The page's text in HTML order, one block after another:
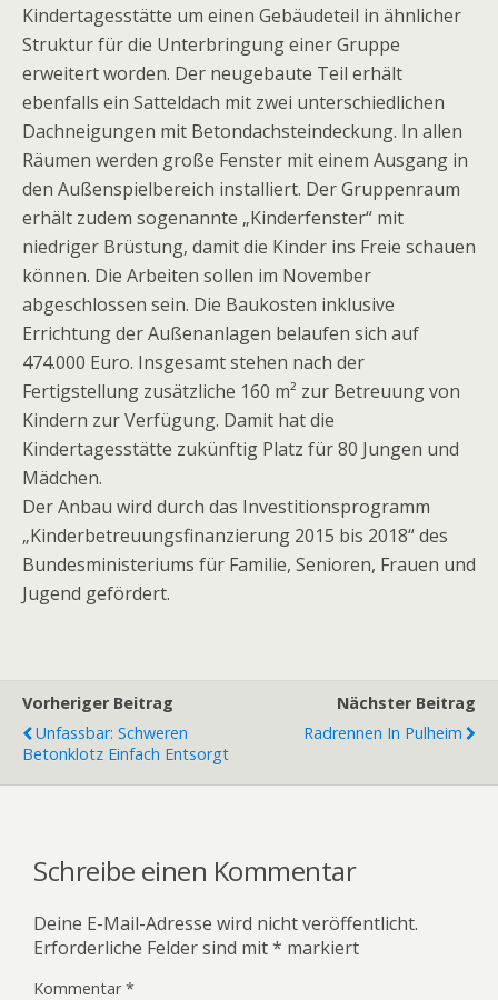
Kindertagesstätte um einen Gebäudeteil in ähnlicher
Struktur für die Unterbringung einer Gruppe
erweitert worden. Der neugebaute Teil erhält
ebenfalls ein Satteldach mit zwei unterschiedlichen
Dachneigungen mit Betondachsteindeckung. In allen
Räumen werden große Fenster mit einem Ausgang in
den Außenspielbereich installiert. Der Gruppenraum
erhält zudem sogenannte „Kinderfenster“ mit
niedriger Brüstung, damit die Kinder ins Freie schauen
können. Die Arbeiten sollen im November
abgeschlossen sein. Die Baukosten inklusive
Errichtung der Außenanlagen belaufen sich auf
474.000 Euro. Insgesamt stehen nach der
Fertigstellung zusätzliche 160 m² zur Betreuung von
Kindern zur Verfügung. Damit hat die
Kindertagesstätte zukünftig Platz für 80 Jungen und
Mädchen.
Der Anbau wird durch das Investitionsprogramm
„Kinderbetreuungsfinanzierung 2015 bis 2018“ des
Bundesministeriums für Familie, Senioren, Frauen und
Jugend gefördert.
Vorheriger Beitrag
Unfassbar: Schweren
Betonklotz Einfach Entsorgt
Nächster Beitrag
Radrennen In Pulheim
Schreibe einen Kommentar
Deine E-Mail-Adresse wird nicht veröffentlicht.
Erforderliche Felder sind mit* markiert
Kommentar*